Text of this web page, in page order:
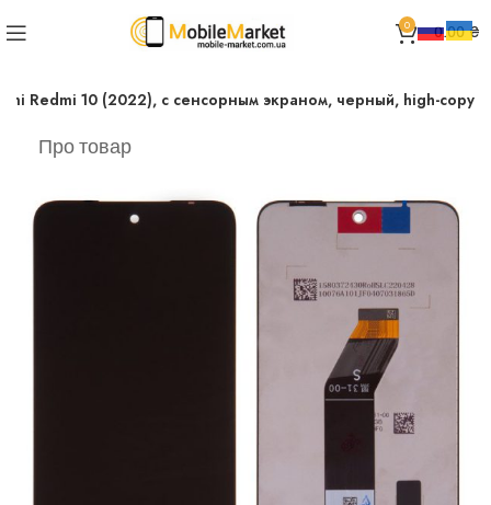
0 0.00₴
Redmi 10 (2022), с сенсорным экраном, черный, high-copy
Про товар